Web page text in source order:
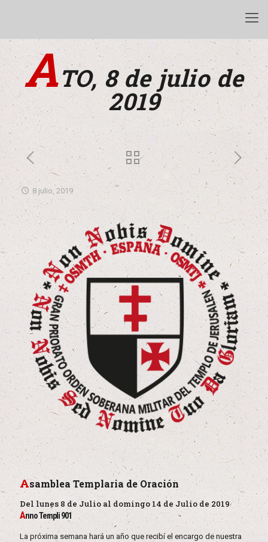
ATO, 8 de julio de
2019
8 julio, 2019
Asamblea Templaria de Oración
Del lunes 8 de Julio al domingo 14 de Julio de 2019
Anno Templi 901
La próxima semana hará un año que recibí el encargo de nuestra